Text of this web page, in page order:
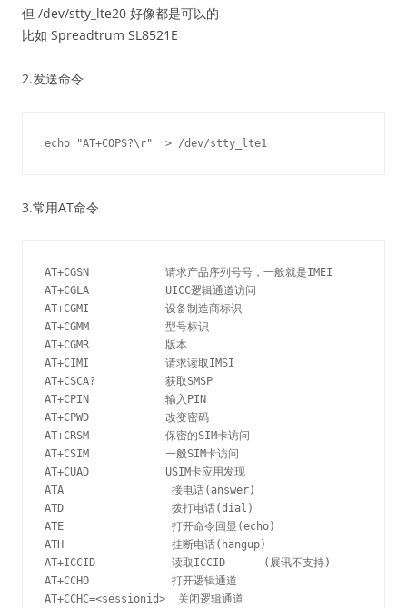
但 /dev/stty_lte20 好像都是可以的
比如 Spreadtrum SL8521E
2.发送命令
3.常用AT命令
AT+CGSN            请求产品序列号号，一般就是IMEI
AT+CGLA            UICC逻辑通道访问
AT+CGMI            设备制造商标识
AT+CGMM            型号标识
AT+CGMR            版本
AT+CIMI            请求读取IMSI
AT+CSCA?           获取SMSP
AT+CPIN            输入PIN
AT+CPWD            改变密码
AT+CRSM            保密的SIM卡访问
AT+CSIM            一般SIM卡访问
AT+CUAD            USIM卡应用发现
ATA                 接电话(answer)
ATD                 拨打电话(dial)
ATE                 打开命令回显(echo)
ATH                 挂断电话(hangup)
AT+ICCID            读取ICCID      (展讯不支持)
AT+CCHO             打开逻辑通道